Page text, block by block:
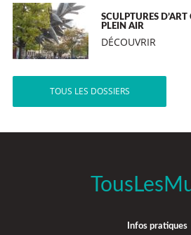
SCULPTURES
PLEIN AIR
DÉCOUVRIR
TOUS LES DOSSIERS
Infos pratiques